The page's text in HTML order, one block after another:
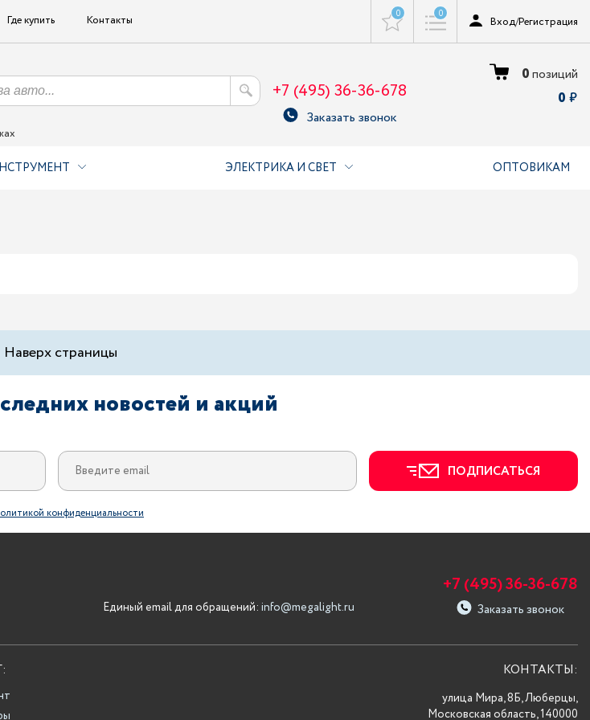
Где купить Контакты 0 0
Вход/Регистрация
+7 (495) 36-36-678
Заказать звонок
0позиций
0
ЭЛЕКТРИКА И СВЕТ ОПТОВИКАМ
Наверх страницы
новостей и акций
ПОДПИСАТЬСЯ
конфиденциальности
Единый email для обращений: info@megalight.ru
+7 (495) 36-36-678
Заказать звонок
КОНТАКТЫ:
улица Мира, 8Б, Люберцы,
Московская область, 140000